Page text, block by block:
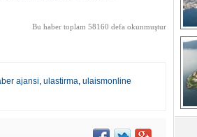
Bu haber toplam 58160 defa okunmuştur
ajansi, ulastirma, ulaismonline